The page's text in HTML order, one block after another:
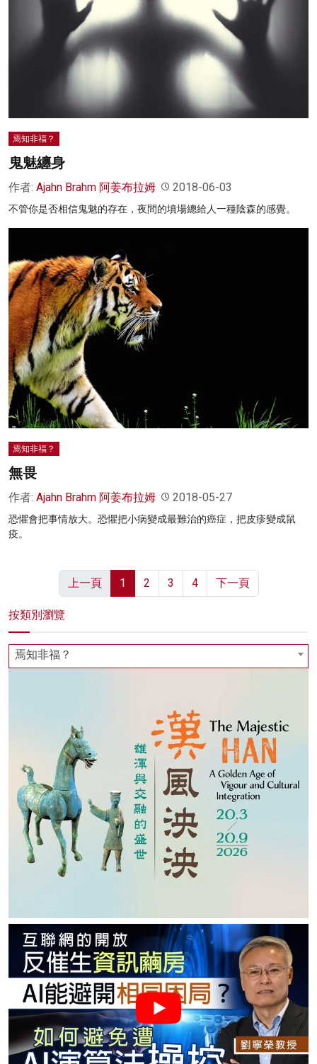
焉知非福？
鬼魅纏身
作者: Ajahn Brahm 阿姜布拉姆 2018-06-03
不管你是否相信鬼魅的存在，夜間的墳場總給人一種陰森的感覺。
焉知非福？
無畏
作者: Ajahn Brahm 阿姜布拉姆 2018-05-27
恐懼會把事情放大。恐懼把小病變成最難治的癌症，把皮疹變成鼠
疫。
上一頁 1 2 3 4 下一頁
按類別瀏覽
焉知非福？